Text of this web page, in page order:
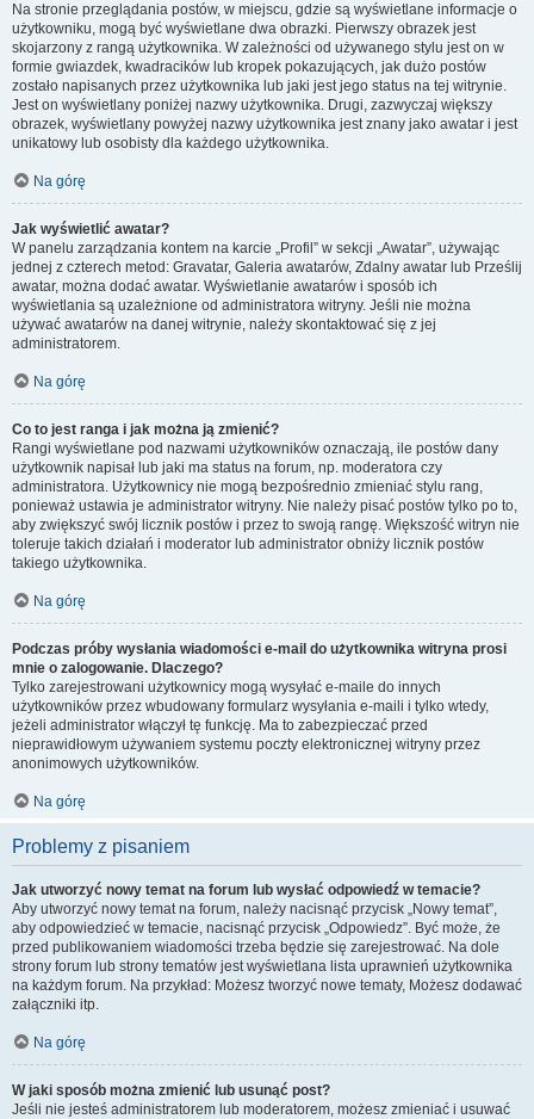
Na stronie przeglądania postów, w miejscu, gdzie są wyświetlane informacje o
użytkowniku, mogą być wyświetlane dwa obrazki. Pierwszy obrazek jest
skojarzony z rangą użytkownika. W zależności od używanego stylu jest on w
formie gwiazdek, kwadracików lub kropek pokazujących, jak dużo postów
zostało napisanych przez użytkownika lub jaki jest jego status na tej witrynie.
Jest on wyświetlany poniżej nazwy użytkownika. Drugi, zazwyczaj większy
obrazek, wyświetlany powyżej nazwy użytkownika jest znany jako awatar i jest
unikatowy lub osobisty dla każdego użytkownika.
Na górę
Jak wyświetlić awatar?
W panelu zarządzania kontem na karcie „Profil” w sekcji „Awatar”, używając
jednej z czterech metod: Gravatar, Galeria awatarów, Zdalny awatar lub Prześlij
awatar, można dodać awatar. Wyświetlanie awatarów i sposób ich
wyświetlania są uzależnione od administratora witryny. Jeśli nie można
używać awatarów na danej witrynie, należy skontaktować się z jej
administratorem.
Na górę
Co to jest ranga i jak można ją zmienić?
Rangi wyświetlane pod nazwami użytkowników oznaczają, ile postów dany
użytkownik napisał lub jaki ma status na forum, np. moderatora czy
administratora. Użytkownicy nie mogą bezpośrednio zmieniać stylu rang,
ponieważ ustawia je administrator witryny. Nie należy pisać postów tylko po to,
aby zwiększyć swój licznik postów i przez to swoją rangę. Większość witryn nie
toleruje takich działań i moderator lub administrator obniży licznik postów
takiego użytkownika.
Na górę
Podczas próby wysłania wiadomości e-mail do użytkownika witryna prosi
mnie o zalogowanie. Dlaczego?
Tylko zarejestrowani użytkownicy mogą wysyłać e-maile do innych
użytkowników przez wbudowany formularz wysyłania e-maili i tylko wtedy,
jeżeli administrator włączył tę funkcję. Ma to zabezpieczać przed
nieprawidłowym używaniem systemu poczty elektronicznej witryny przez
anonimowych użytkowników.
Na górę
Problemy z pisaniem
Jak utworzyć nowy temat na forum lub wysłać odpowiedź w temacie?
Aby utworzyć nowy temat na forum, należy nacisnąć przycisk „Nowy temat”,
aby odpowiedzieć w temacie, nacisnąć przycisk „Odpowiedz”. Być może, że
przed publikowaniem wiadomości trzeba będzie się zarejestrować. Na dole
strony forum lub strony tematów jest wyświetlana lista uprawnień użytkownika
na każdym forum. Na przykład: Możesz tworzyć nowe tematy, Możesz dodawać
załączniki itp.
Na górę
W jaki sposób można zmienić lub usunąć post?
Jeśli nie jesteś administratorem lub moderatorem, możesz zmieniać i usuwać